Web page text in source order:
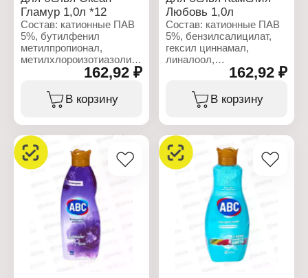
Гламур 1,0л *12
Состав: катионные ПАВ
5%, бутилфенил
метилпропионал,
метилхлороизотиазолинон,
метилизотиазолинон.
Характеристики:
Бренд: ABC
Название: "Ocean
Glamour"
Объем: 1 л
162,92 ₽
В корзину
Любовь 1,0л
Состав: катионные ПАВ
5%, бензилсалицилат,
гексил циннамал,
линалоол,
метилхлороизотиазолинон,
метилизотиазолинон.
Характеристики:
для белья
Название: "Camellia
Love"
Объем: 1 л
162,92 ₽
В корзину